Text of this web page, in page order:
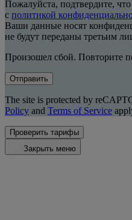
Пожалуйста, подтвердите,
с политикой
Ваши данные носят
не будут переданы третьим
Произошел сбой. Повторите
Отправить
The site is protected by
Policy and Terms of Service
Проверить тарифы
Закрыть меню